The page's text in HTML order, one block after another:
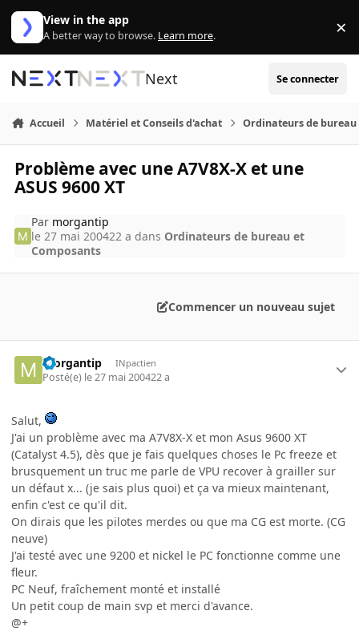
Aller au contenu
View in the app
A better way to browse. Learn more. ×
Next Se connecter
Accueil Matériel et Conseils d'achat Ordinateurs de bureau
Problème avec une A7V8X-X et une
ASUS 9600 XT
Par morgantip
le 27 mai 200422 a dans Ordinateurs de bureau et
Composants
Commencer un nouveau sujet
morgantip INpactien
Posté(e) le 27 mai 200422 a
Salut,
J'ai un problème avec ma A7V8X-X et mon Asus 9600 XT
(Catalyst 4.5), dès que je fais quelques choses le Pc freeze et
brusquement un truc me parle de VPU recover à grailler sur
un défaut x... (je sais plus quoi) et ça va mieux maintenant,
enfin c'est ce qu'il dit.
On dirais que les pilotes merdes ou que ma CG est morte. (CG
neuve)
J'ai testé avec une 9200 et nickel le PC fonctionne comme une
fleur.
PC Neuf, fraîchement monté et installé
Un petit coup de main svp et merci d'avance.
@+